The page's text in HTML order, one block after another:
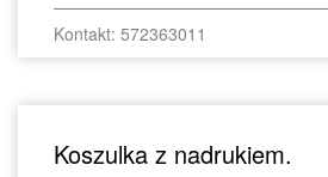
Kontakt: 572363011
Koszulka z nadrukiem.